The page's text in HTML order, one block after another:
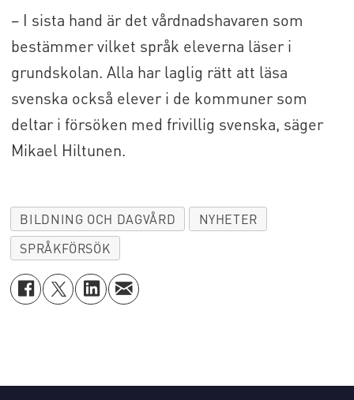
– I sista hand är det vårdnadshavaren som
bestämmer vilket språk eleverna läser i
grundskolan. Alla har laglig rätt att läsa
svenska också elever i de kommuner som
deltar i försöken med frivillig svenska, säger
Mikael Hiltunen.
BILDNING OCH DAGVÅRD
NYHETER
SPRÅKFÖRSÖK